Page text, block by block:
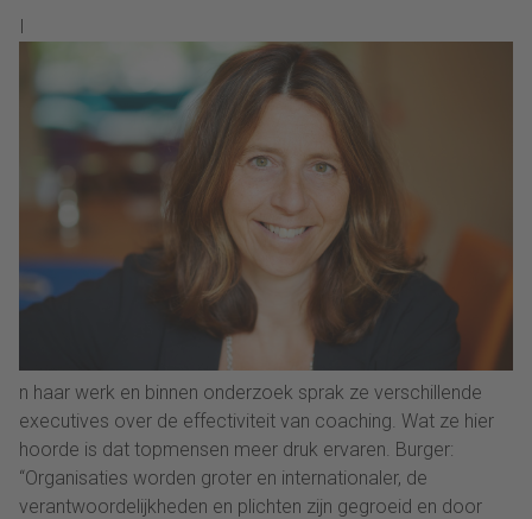
I
n haar werk en binnen onderzoek sprak ze verschillende
executives over de effectiviteit van coaching. Wat ze hier
hoorde is dat topmensen meer druk ervaren. Burger:
“Organisaties worden groter en internationaler, de
verantwoordelijkheden en plichten zijn gegroeid en door